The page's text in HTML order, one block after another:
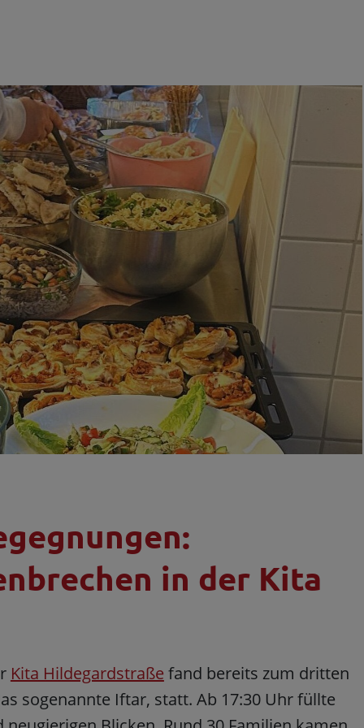
in der Kita
Kita Hildegardstraße fand bereits zum dritten
sogenannte Iftar, statt. Ab 17:30 Uhr füllte